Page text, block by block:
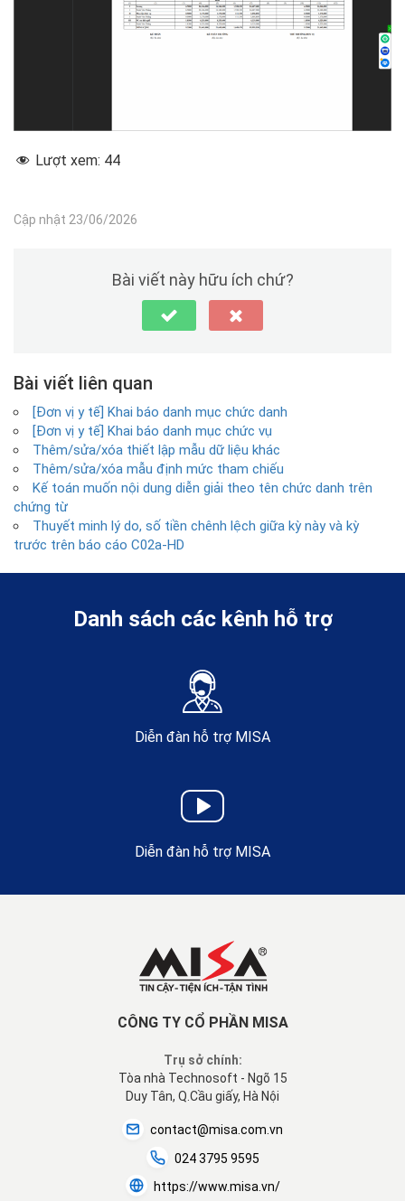
Lượt xem: 44
Cập nhật 23/06/2026
Bài viết này hữu ích chứ?
Bài viết liên quan
[Đơn vị y tế] Khai báo danh mục chức danh
[Đơn vị y tế] Khai báo danh mục chức vụ
Thêm/sửa/xóa thiết lập mẫu dữ liệu khác
Thêm/sửa/xóa mẫu định mức tham chiếu
Kế toán muốn nội dung diễn giải theo tên chức danh trên
chứng từ
Thuyết minh lý do, số tiền chênh lệch giữa kỳ này và kỳ
trước trên báo cáo C02a-HD
Danh sách các kênh hỗ trợ
Diễn đàn hỗ trợ MISA
Diễn đàn hỗ trợ MISA
CÔNG TY CỔ PHẦN MISA
Trụ sở chính:
Tòa nhà Technosoft - Ngõ 15
Duy Tân, Q.Cầu giấy, Hà Nội
contact@misa.com.vn
024 3795 9595
https://www.misa.vn/